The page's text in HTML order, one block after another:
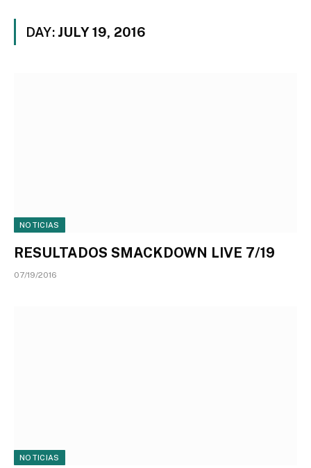
DAY: JULY 19, 2016
NOTICIAS
RESULTADOS SMACKDOWN LIVE 7/19
07/19/2016
NOTICIAS